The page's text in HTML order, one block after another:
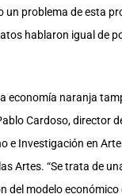
un problema de esta
hablaron igual de
economía naranja
Cardoso, director
e Investigación en
Artes. “Se trata de
del modelo económico